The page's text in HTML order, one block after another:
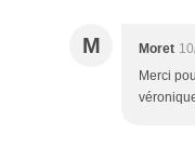
M Moret
Merci